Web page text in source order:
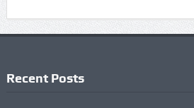
Recent Posts